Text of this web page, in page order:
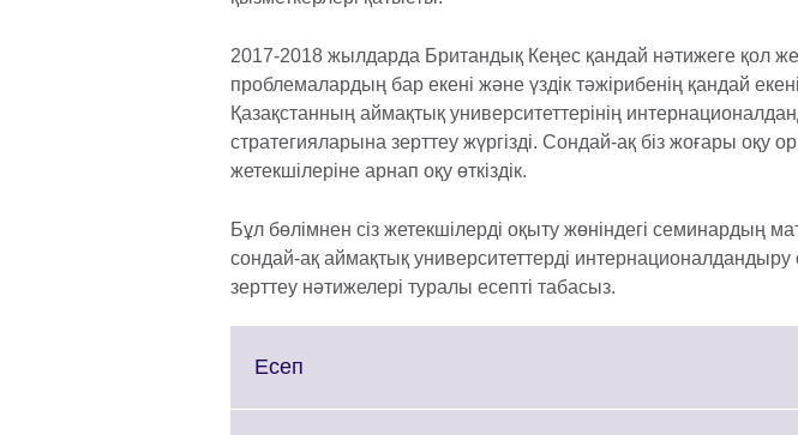
2017-2018 жылдарда Британдық Кеңес қандай нәтижеге қол
проблемалардың бар екені және үздік тәжірибенің қандай
Қазақстанның аймақтық университеттерінің
стратегияларына зерттеу жүргізді. Сондай-ақ біз жоғары оқу
жетекшілеріне арнап оқу өткіздік.
Бұл бөлімнен сіз жетекшілерді оқыту жөніндегі семинардың
сондай-ақ аймақтық университеттерді интернационалдандыру
зерттеу нәтижелері туралы есепті табасыз.
Есеп